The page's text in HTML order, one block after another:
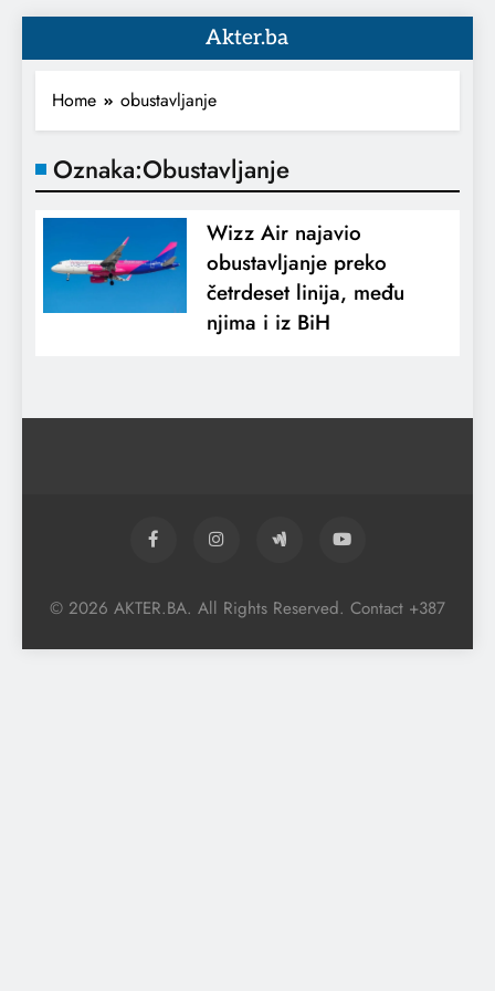
Akter.ba
Home obustavljanje
Oznaka:Obustavljanje
Wizz Air najavio
obustavljanje preko
četrdeset linija, među
njima i iz BiH
© 2026 AKTER.BA. All Rights Reserved. Contact +387